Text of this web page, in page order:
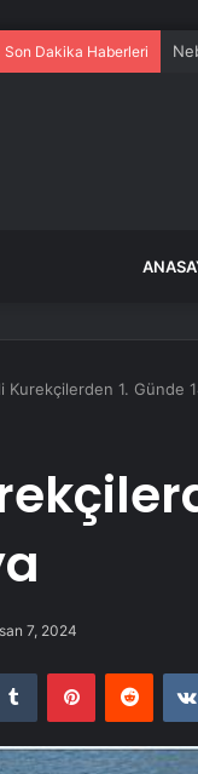
Son Dakika Haberleri
Kurekçilerden 1. Günde
7, 2024
Tumblr Pinterest